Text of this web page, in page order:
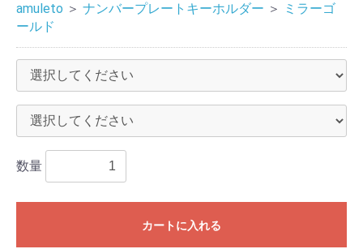
amuleto ＞ ナンバープレートキーホルダー ＞
ミラーゴ
ールド
数量
カートに入れる